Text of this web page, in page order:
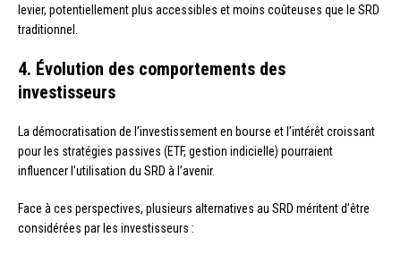
levier, potentiellement plus accessibles et moins coûteuses que le SRD
traditionnel.
4. Évolution des comportements des
investisseurs
La démocratisation de l’investissement en bourse et l’intérêt croissant
pour les stratégies passives (ETF, gestion indicielle) pourraient
influencer l’utilisation du SRD à l’avenir.
Face à ces perspectives, plusieurs alternatives au SRD méritent d’être
considérées par les investisseurs :